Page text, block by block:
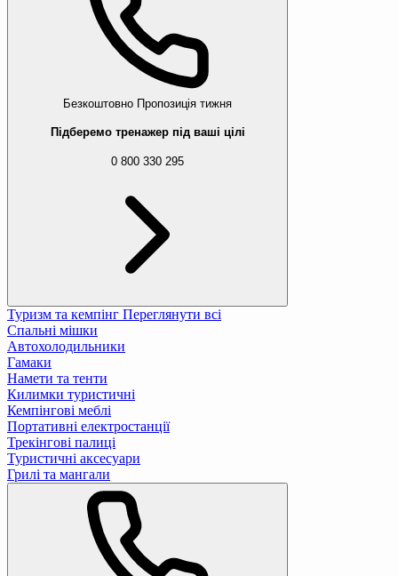
Безкоштовно Пропозиція тижня
Підберемо тренажер під ваші цілі
0 800 330 295
Туризм та кемпінг Переглянути всі
Спальні мішки
Автохолодильники
Гамаки
Намети та тенти
Килимки туристичні
Кемпінгові меблі
Портативні електростанції
Трекінгові палиці
Туристичні аксесуари
Грилі та мангали